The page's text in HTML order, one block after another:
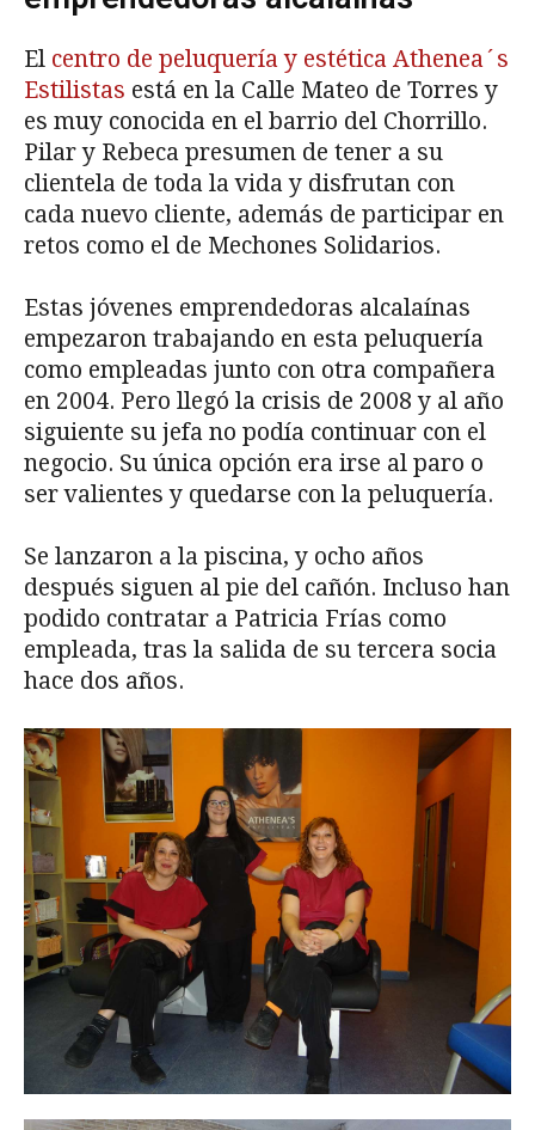
El centro de peluquería y estética Athenea´s
Estilistas está en la Calle Mateo de Torres y
es muy conocida en el barrio del Chorrillo.
Pilar y Rebeca presumen de tener a su
clientela de toda la vida y disfrutan con
cada nuevo cliente, además de participar en
retos como el de Mechones Solidarios.
Estas jóvenes emprendedoras alcalaínas
empezaron trabajando en esta peluquería
como empleadas junto con otra compañera
en 2004. Pero llegó la crisis de 2008 y al año
siguiente su jefa no podía continuar con el
negocio. Su única opción era irse al paro o
ser valientes y quedarse con la peluquería.
Se lanzaron a la piscina, y ocho años
después siguen al pie del cañón. Incluso han
podido contratar a Patricia Frías como
empleada, tras la salida de su tercera socia
hace dos años.